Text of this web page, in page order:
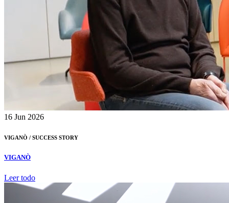
16 Jun 2026
VIGANÒ / SUCCESS STORY
VIGANÒ
Leer todo